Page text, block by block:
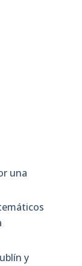
una
y